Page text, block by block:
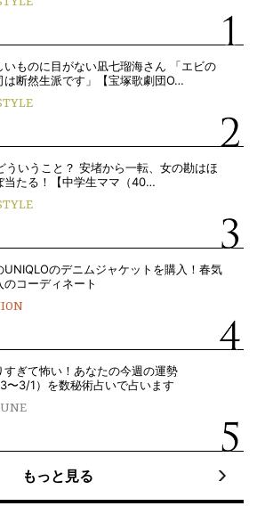
いものに目がない凪七瑠海さん 「エビの
は断然生派です」【宝塚歌劇団O…
ういうこと？ 安堵から一転、女の勘はほ
当たる！【中学生ママ（40…
UNIQLOのデニムジャケットを購入！春気
のコーディネート
すぎて怖い！あなたの今週の運勢
〜3/1）を数秘術占いで占います
もっと見る